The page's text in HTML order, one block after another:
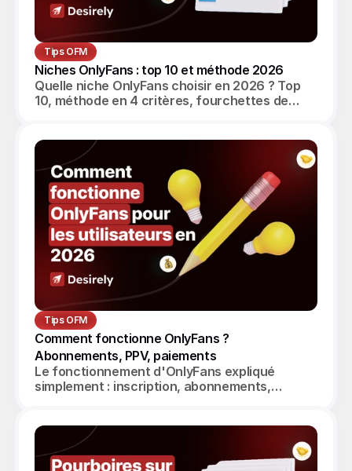
Tips OFM
Niches OnlyFans : top 10 et méthode 2026
Quelle niche OnlyFans choisir en 2026 ? Top
10, méthode en 4 critères, fourchettes de
Tips OFM
Comment fonctionne OnlyFans ?
Abonnements, PPV, paiements
Le fonctionnement d'OnlyFans expliqué
simplement : inscription, abonnements,